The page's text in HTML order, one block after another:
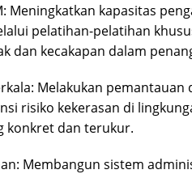
Meningkatkan kapasitas
pelatihan-pelatihan
dan kecakapan dalam
Melakukan
risiko kekerasan di
konkret dan terukur.
Membangun sistem